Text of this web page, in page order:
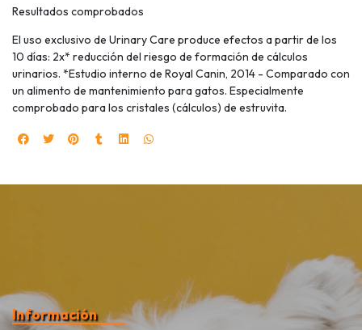
Resultados comprobados
El uso exclusivo de Urinary Care produce efectos a partir de los
10 días: 2x* reducción del riesgo de formación de cálculos
urinarios. *Estudio interno de Royal Canin, 2014 - Comparado con
un alimento de mantenimiento para gatos. Especialmente
comprobado para los cristales (cálculos) de estruvita.
Información